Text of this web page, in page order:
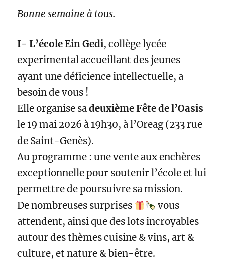
Bonne semaine à tous.
I- L’école Ein Gedi, collège lycée
experimental accueillant des jeunes
ayant une déficience intellectuelle, a
besoin de vous !
Elle organise sadeuxième Fête de l’Oasis
le 19 mai 2026 à 19h30, à l’Oreag (233 rue
de Saint-Genès).
Au programme : une vente aux enchères
exceptionnelle pour soutenir l’école et lui
permettre de poursuivre sa mission.
De nombreuses surprises
vous
attendent, ainsi que des lots incroyables
autour des thèmes cuisine & vins, art &
culture, et nature & bien-être.